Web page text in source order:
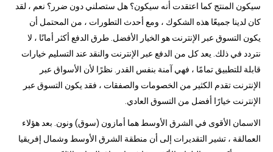
سيكون المنتج كما اعتقدت أنه سيكون؟ هل ستصلني دون ضرر؟ نعم ، لقد
كان لدينا جميعًا هذه الشكوك ، ومع أحدث التطورات ، من المحتمل أن
يكون التسوق عبر الإنترنت هو الخيار الأفضل. طرق الدفع أكثر أمانًا ، لا
نتردد في ذلك. يعد كل من الدفع عبر الإنترنت والنقد عند التسليم خيارات
قابلة للتطبيق تمامًا ، فهي آمنة بنفس القدر. نظرًا لأن الأسواق عبر
الإنترنت تقدم الكثير من الخصومات والصفقات ، فقد يكون التسوق عبر
الإنترنت خيارًا أفضل من التسوق العادي.
الاسمان الأقوى في الشرق الأوسط هما أمازون (سوق) ونون. بعد هؤلاء
العمالقة ، تشير التقديرات إلى أن منطقة الشرق الأوسط وشمال إفريقيا